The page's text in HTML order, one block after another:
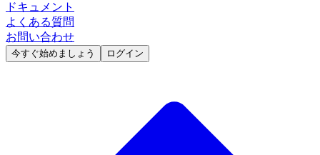
ドキュメント
よくある質問
お問い合わせ
今すぐ始めましょう ログイン